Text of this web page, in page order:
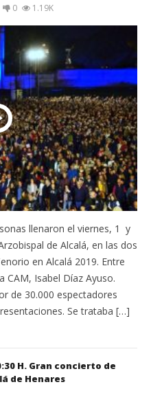
0 1.19K
llenaron el viernes, 1 y
de Alcalá, en las dos
en Alcalá 2019. Entre
CAM, Isabel Díaz Ayuso.
de 30.000 espectadores
Se trataba […]
H. Gran concierto de
de Henares